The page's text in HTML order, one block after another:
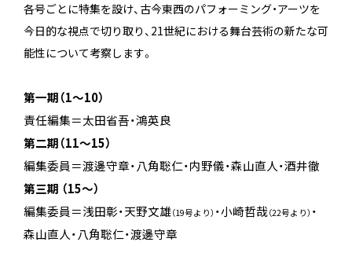
各号ごとに特集を設け、古今東西のパフォーミング・アーツを
今日的な視点で切り取り、21世紀における舞台芸術の新たな可
能性について考察します。
第一期（1～10）
責任編集＝太田省吾・鴻英良
第二期（11～15）
編集委員＝渡邊守章・八角聡仁・内野儀・森山直人・酒井徹
第三期 （15～）
編集委員＝浅田彰・天野文雄（19号より） ・小崎哲哉（22号より） ・
森山直人・八角聡仁・渡邊守章